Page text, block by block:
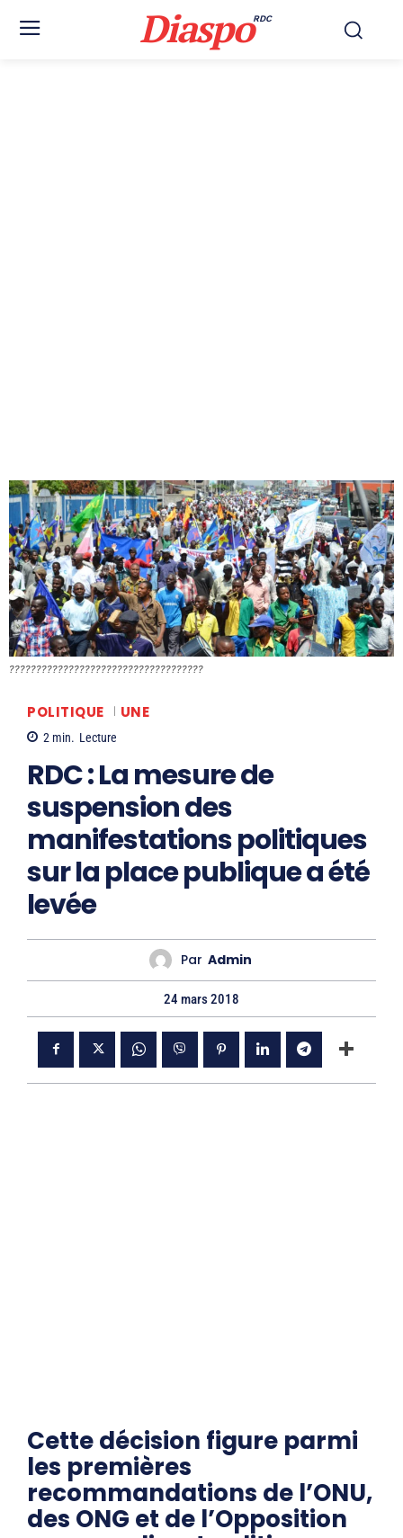
DiaspoRDC
????????????????????????????????????
POLITIQUE UNE
2 min. Lecture
RDC : La mesure de
suspension des
manifestations politiques
sur la place publique a été
levée
Par Admin
24 mars 2018
Cette décision figure parmi
les premières
recommandations de l’ONU,
des ONG et de l’Opposition